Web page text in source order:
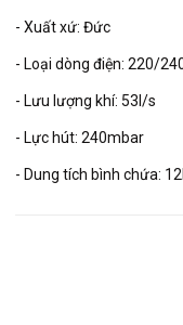
- Xuất xứ: Đức
- Loại dòng điện: 220/
- Lưu lượng khí: 53l/s
- Lực hút: 240mbar
- Dung tích bình chứa: 12l